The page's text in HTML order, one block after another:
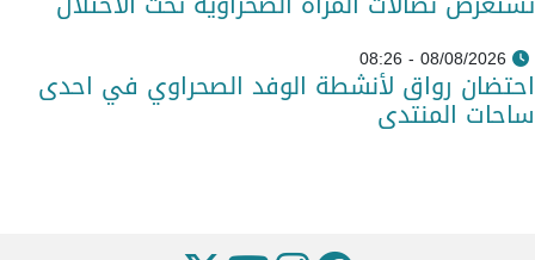
08/08/2026 - 08:26
احتضان رواق لأنشطة الوفد الصحراوي في احدى
ساحات المنتدى